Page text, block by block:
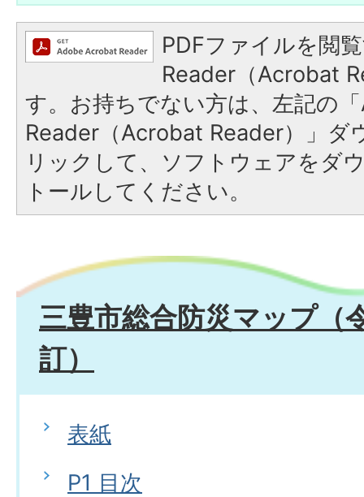
PDFファイルを閲
Reader（Acrobat
す。お持ちでない方は、左記の
Reader（Acrobat Reader）」ダ
リックして、ソフトウェアをダ
トールしてください。
三豊市総合防災マップ（
訂）
表紙
P1 目次